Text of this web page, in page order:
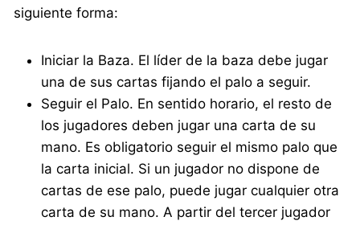
siguiente forma:
Iniciar la Baza. El líder de la baza debe jugar
una de sus cartas fijando el palo a seguir.
Seguir el Palo. En sentido horario, el resto de
los jugadores deben jugar una carta de su
mano. Es obligatorio seguir el mismo palo que
la carta inicial. Si un jugador no dispone de
cartas de ese palo, puede jugar cualquier otra
carta de su mano. A partir del tercer jugador